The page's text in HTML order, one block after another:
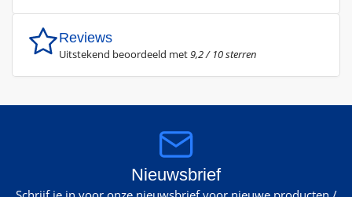
Reviews
Uitstekend beoordeeld met9,2 / 10 sterren
Nieuwsbrief